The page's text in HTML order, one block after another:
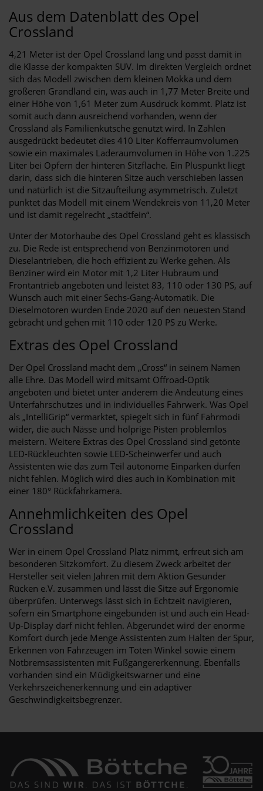
Aus dem Datenblatt des Opel
Crossland
4,21 Meter ist der Opel Crossland lang und passt damit in
die Klasse der kompakten SUV. Im direkten Vergleich ordnet
sich das Modell zwischen dem kleinen Mokka und dem
größeren Grandland ein, was auch in 1,77 Meter Breite und
einer Höhe von 1,61 Meter zum Ausdruck kommt. Platz ist
somit auch dann ausreichend vorhanden, wenn der
Crossland als Familienkutsche genutzt wird. In Zahlen
ausgedrückt bedeutet dies 410 Liter Kofferraumvolumen
sowie ein maximales Laderaumvolumen in Höhe von 1.225
Liter bei Opfern der hinteren Sitzfläche. Ein Pluspunkt liegt
darin, dass sich die hinteren Sitze auch verschieben lassen
und natürlich ist die Sitzaufteilung asymmetrisch. Zuletzt
punktet das Modell mit einem Wendekreis von 11,20 Meter
und ist damit regelrecht „stadtfein“.
Unter der Motorhaube des Opel Crossland geht es klassisch
zu. Die Rede ist entsprechend von Benzinmotoren und
Dieselantrieben, die hoch effizient zu Werke gehen. Als
Benziner wird ein Motor mit 1,2 Liter Hubraum und
Frontantrieb angeboten und leistet 83, 110 oder 130 PS, auf
Wunsch auch mit einer Sechs-Gang-Automatik. Die
Dieselmotoren wurden Ende 2020 auf den neuesten Stand
gebracht und gehen mit 110 oder 120 PS zu Werke.
Extras des Opel Crossland
Der Opel Crossland macht dem „Cross“ in seinem Namen
alle Ehre. Das Modell wird mitsamt Offroad-Optik
angeboten und bietet unter anderem die Andeutung eines
Unterfahrschutzes und in individuelles Fahrwerk. Was Opel
als „IntelliGrip“ vermarktet, spiegelt sich in fünf Fahrmodi
wider, die auch Nässe und holprige Pisten problemlos
meistern. Weitere Extras des Opel Crossland sind getönte
LED-Rückleuchten sowie LED-Scheinwerfer und auch
Assistenten wie das zum Teil autonome Einparken dürfen
nicht fehlen. Möglich wird dies auch in Kombination mit
einer 180° Rückfahrkamera.
Annehmlichkeiten des Opel
Crossland
Wer in einem Opel Crossland Platz nimmt, erfreut sich am
besonderen Sitzkomfort. Zu diesem Zweck arbeitet der
Hersteller seit vielen Jahren mit dem Aktion Gesunder
Rücken e.V. zusammen und lässt die Sitze auf Ergonomie
überprüfen. Unterwegs lässt sich in Echtzeit navigieren,
sofern ein Smartphone eingebunden ist und auch ein Head-
Up-Display darf nicht fehlen. Abgerundet wird der enorme
Komfort durch jede Menge Assistenten zum Halten der Spur,
Erkennen von Fahrzeugen im Toten Winkel sowie einem
Notbremsassistenten mit Fußgängererkennung. Ebenfalls
vorhanden sind ein Müdigkeitswarner und eine
Verkehrszeichenerkennung und ein adaptiver
Geschwindigkeitsbegrenzer.